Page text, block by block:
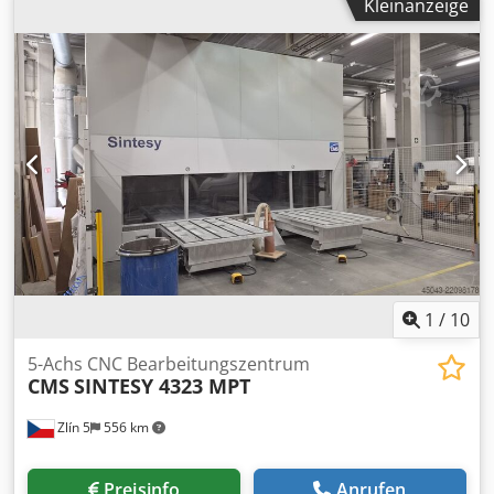
Kleinanzeige
1 / 10
Zlín 5 556 km
5-Achs CNC Bearbeitungszentrum
CMSSINTESY 4323 MPT